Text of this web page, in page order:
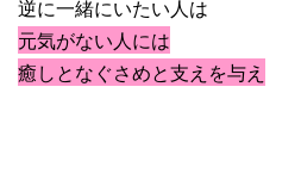
逆に一緒にいたい人は
元気がない人には
癒しとなぐさめと支えを与え